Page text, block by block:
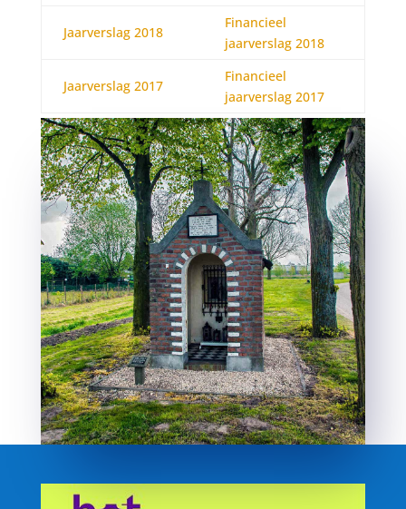
Jaarverslag 2018
Financieel
jaarverslag 2018
Jaarverslag 2017
Financieel
jaarverslag 2017